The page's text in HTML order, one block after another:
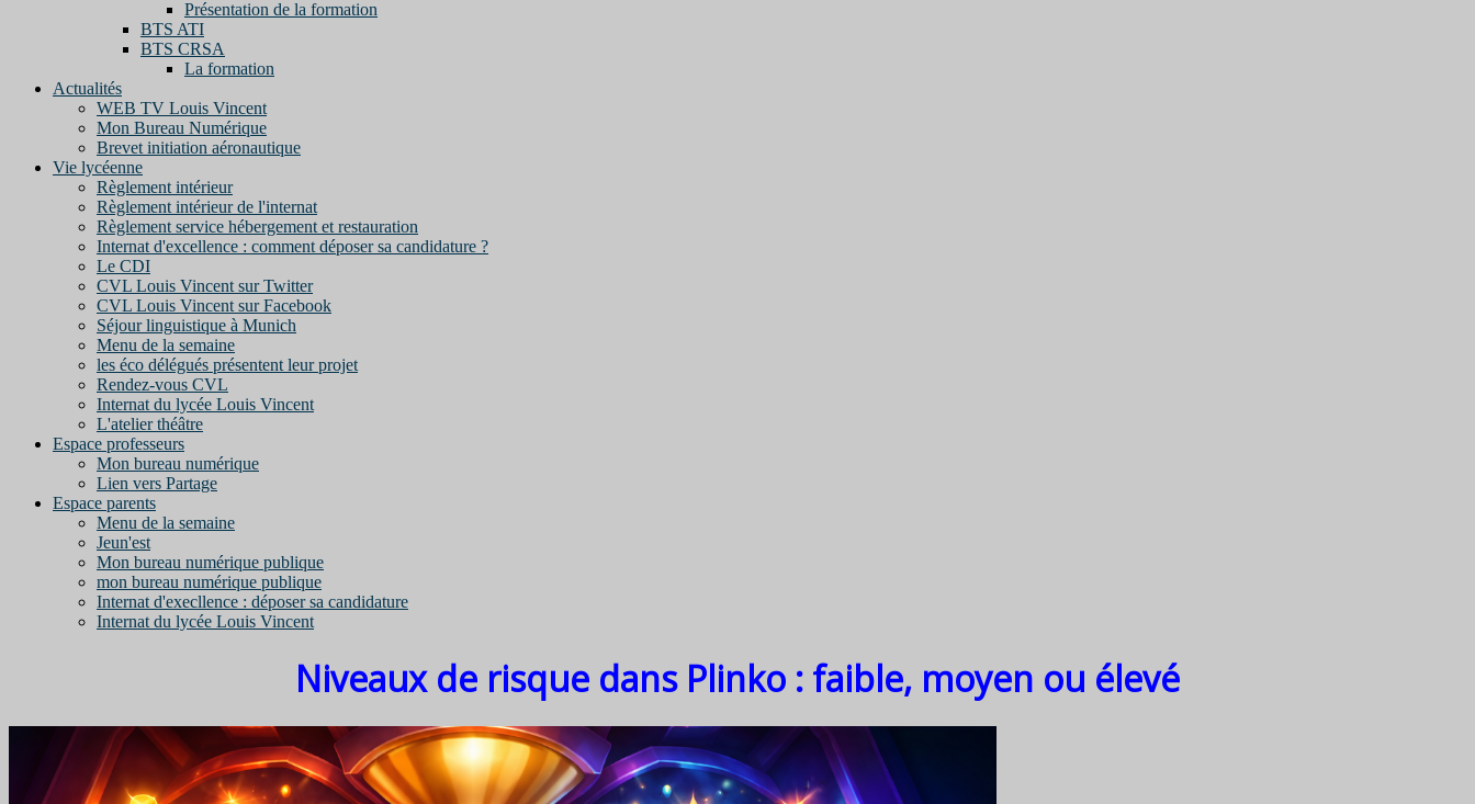
Présentation de la formation
BTS ATI
BTS CRSA
La formation
Actualités
WEB TV Louis Vincent
Mon Bureau Numérique
Brevet initiation aéronautique
Vie lycéenne
Règlement intérieur
Règlement intérieur de l'internat
Règlement service hébergement et restauration
Internat d'excellence : comment déposer sa candidature ?
Le CDI
CVL Louis Vincent sur Twitter
CVL Louis Vincent sur Facebook
Séjour linguistique à Munich
Menu de la semaine
les éco délégués présentent leur projet
Rendez-vous CVL
Internat du lycée Louis Vincent
L'atelier théâtre
Espace professeurs
Mon bureau numérique
Lien vers Partage
Espace parents
Menu de la semaine
Jeun'est
Mon bureau numérique publique
mon bureau numérique publique
Internat d'execllence : déposer sa candidature
Internat du lycée Louis Vincent
Niveaux de risque dans Plinko : faible, moyen ou élevé